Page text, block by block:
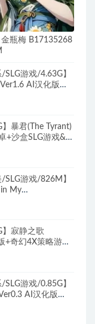
瓶梅 B17135268
游戏/4.63G】
AI汉化版
暴君(The Tyrant)
+沙盒SLG游戏&更
SLG游戏/826M】
】寂静之歌
+奇幻4X策略游戏
游戏/0.85G】